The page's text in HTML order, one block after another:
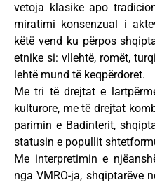
vetoja klasike apo
miratimi konsenzual i
këtë vend ku përpos
etnike si: vllehtë, romët,
lehtë mund të keqpërdoret.
Me tri të drejtat e
kulturore, me të drejtat
parimin e Badinterit,
statusin e popullit
Me interpretimin e
nga VMRO-ja, shqiptarëve